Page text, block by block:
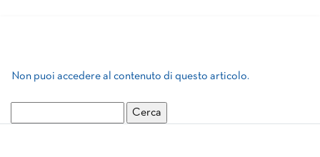
Non puoi accedere al contenuto di questo articolo.
per: